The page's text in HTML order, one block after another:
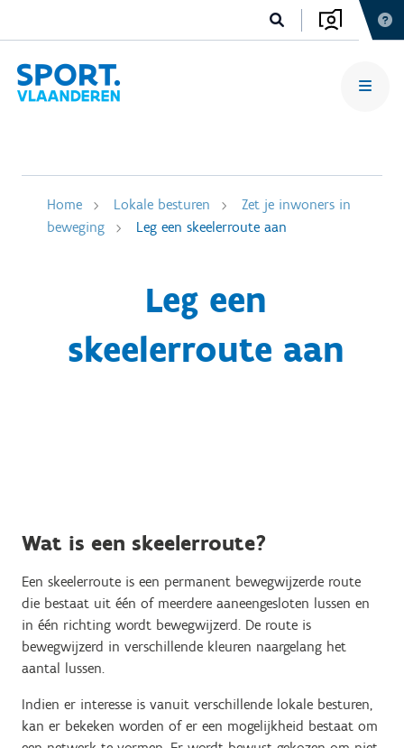
Home Lokale besturen
Zet je inwoners in
beweging
Leg een skeelerroute aan
Leg een
skeelerroute aan
Wat is een skeelerroute?
Een skeelerroute is een permanent bewegwijzerde route
die bestaat uit één of meerdere aaneengesloten lussen en
in één richting wordt bewegwijzerd. De route is
bewegwijzerd in verschillende kleuren naargelang het
aantal lussen.
Indien er interesse is vanuit verschillende lokale besturen,
kan er bekeken worden of er een mogelijkheid bestaat om